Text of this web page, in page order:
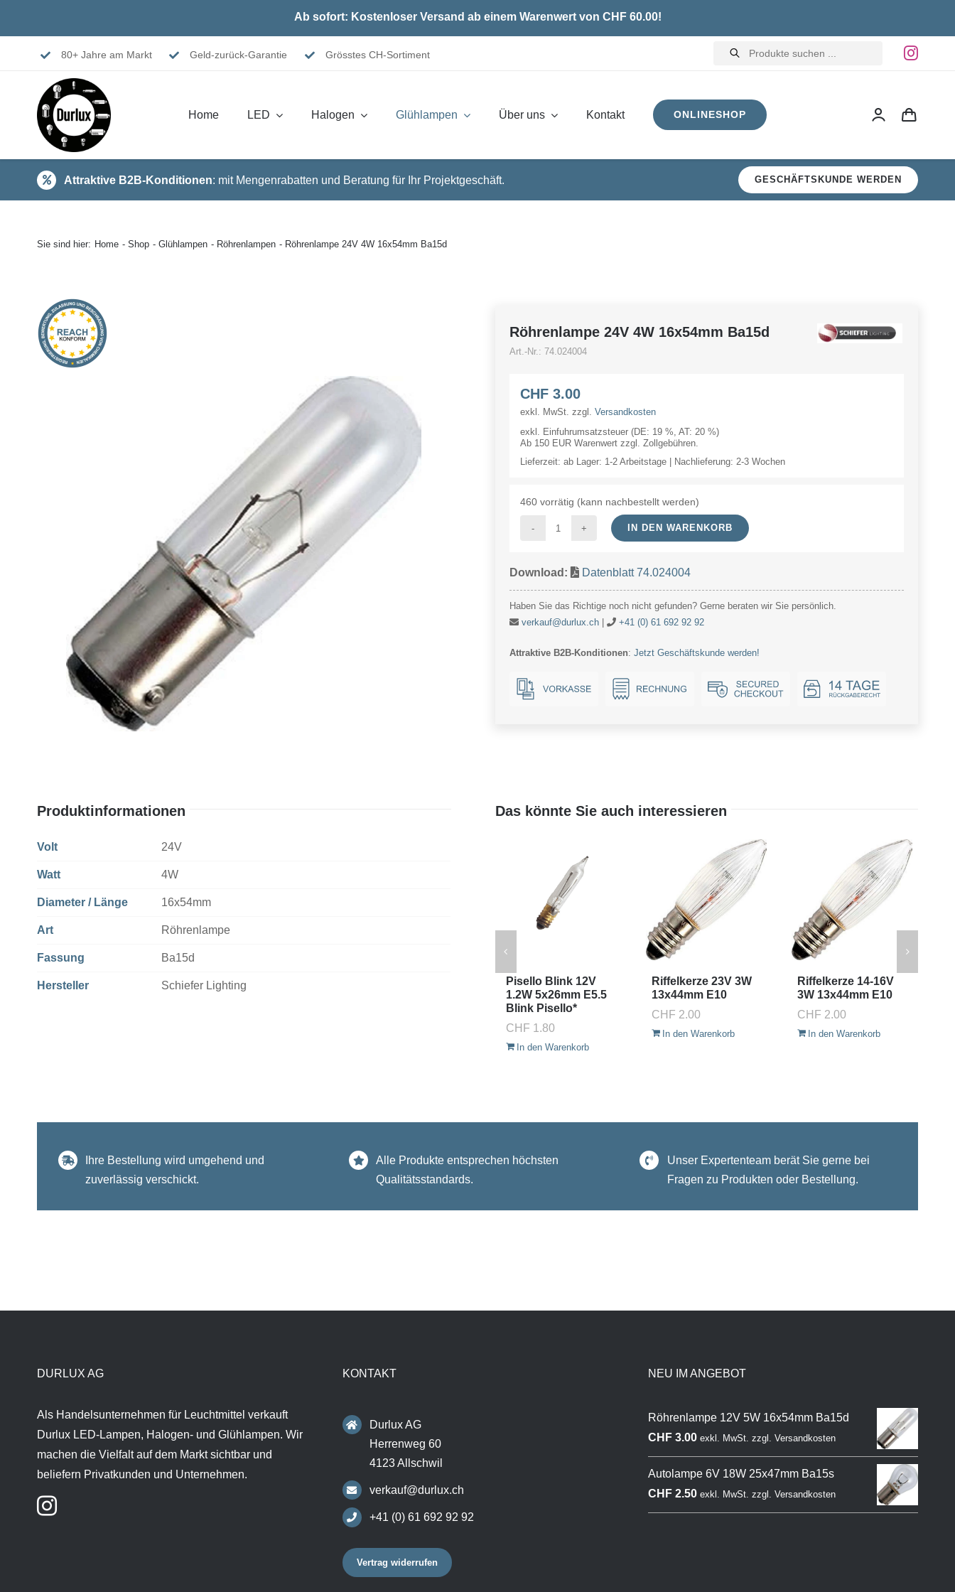
Ab sofort: Kostenloser Versand ab einem Warenwert von CHF 60.00!
80+ Jahre am Markt Geld-zurück-Garantie Grösstes CH-Sortiment
Products
search
Home LED Halogen Glühlampen Über uns Kontakt ONLINESHOP
Attraktive B2B-Konditionen: mit Mengenrabatten und Beratung für Ihr Projektgeschäft. GESCHÄFTSKUNDE WERDEN
Sie sind hier: Home Shop Glühlampen Röhrenlampen Röhrenlampe 24V 4W 16x54mm Ba15d
Röhrenlampe 24V 4W 16x54mm Ba15d
Art.-Nr.: 74.024004
CHF3.00
exkl. MwSt. zzgl. Versandkosten
exkl. Einfuhrumsatzsteuer (DE: 19 %, AT: 20 %)
Ab 150 EUR Warenwert zzgl. Zollgebühren.
Lieferzeit: ab Lager: 1-2 Arbeitstage | Nachlieferung: 2-3 Wochen
460 vorrätig (kann nachbestellt werden)
Röhrenlampe
4W
Ba15d
IN DEN WARENKORB
Download: Datenblatt 74.024004
Haben Sie das Richtige noch nicht gefunden? Gerne beraten wir Sie persönlich.
verkauf@durlux.ch| +41 (0) 61 692 92 92
Attraktive B2B-Konditionen: Jetzt Geschäftskunde werden!
Produktinformationen
Volt 24V
Watt 4W
Diameter / Länge 16x54mm
Art Röhrenlampe
Fassung Ba15d
Hersteller Schiefer Lighting
Das könnte Sie auch interessieren
Pisello Blink 12V
1.2W 5x26mm E5.5
Blink Pisello*
CHF 1.80
In den Warenkorb
Riffelkerze 23V 3W
13x44mm E10
CHF 2.00
In den Warenkorb
Riffelkerze 14-16V
3W 13x44mm E10
CHF 2.00
In den Warenkorb
Ihre Bestellung wird umgehend und
zuverlässig verschickt.
Alle Produkte entsprechen höchsten
Qualitätsstandards.
Unser Expertenteam berät Sie gerne bei
Fragen zu Produkten oder Bestellung.
DURLUX AG
Als Handelsunternehmen für Leuchtmittel verkauft
Durlux LED-Lampen, Halogen- und Glühlampen. Wir
machen die Vielfalt auf dem Markt sichtbar und
beliefern Privatkunden und Unternehmen.
KONTAKT
Durlux AG
Herrenweg 60
4123 Allschwil
verkauf@durlux.ch
+41 (0) 61 692 92 92
Vertrag widerrufen
NEU IM ANGEBOT
Röhrenlampe 12V 5W 16x54mm Ba15d
CHF3.00 exkl. MwSt. zzgl. Versandkosten
Autolampe 6V 18W 25x47mm Ba15s
CHF2.50 exkl. MwSt. zzgl. Versandkosten